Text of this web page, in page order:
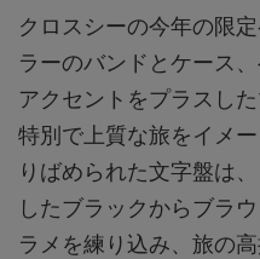
クロスシーの今年の限
ラーのバンドとケース
アクセントをプラスし
特別で上質な旅をイメ
りばめられた文字盤は
したブラックからブラ
ラメを練り込み、旅の